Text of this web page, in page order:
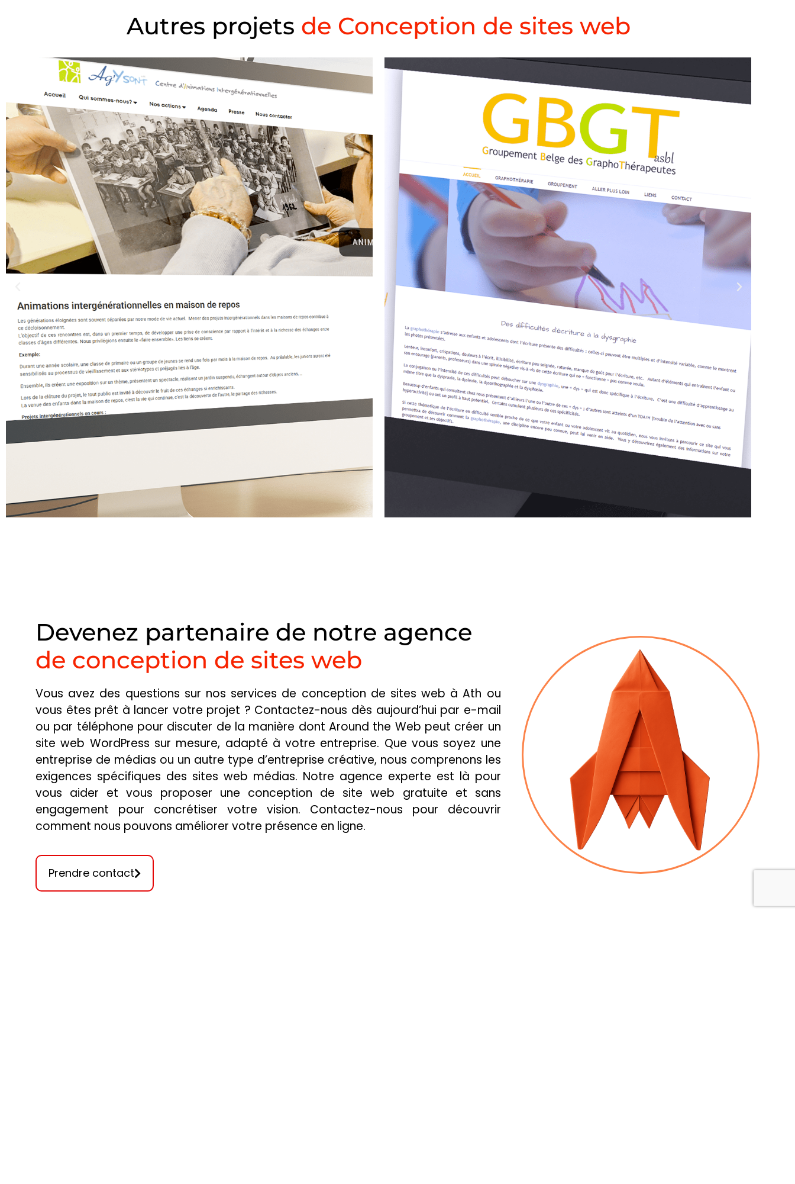
Autres projets de Conception de sites web
GBGT ASBL
GROUPEMENT BELGE DES
GRAPHOTHÉRAPEUTES
EMILE LAURENT
ARTISTE PEINTRE DU PAYS NOIR
Devenez partenaire de notre agence
de conception de sites web
Vous avez des questions sur nos services de conception de sites web à Ath ou
vous êtes prêt à lancer votre projet ? Contactez-nous dès aujourd’hui par e-mail
ou par téléphone pour discuter de la manière dont Around the Web peut créer un
site web WordPress sur mesure, adapté à votre entreprise. Que vous soyez une
entreprise de médias ou un autre type d’entreprise créative, nous comprenons les
exigences spécifiques des sites web médias. Notre agence experte est là pour
vous aider et vous proposer une conception de site web gratuite et sans
engagement pour concrétiser votre vision. Contactez-nous pour découvrir
comment nous pouvons améliorer votre présence en ligne.
Prendre contact